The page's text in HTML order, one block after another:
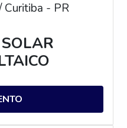
Curitiba - PR